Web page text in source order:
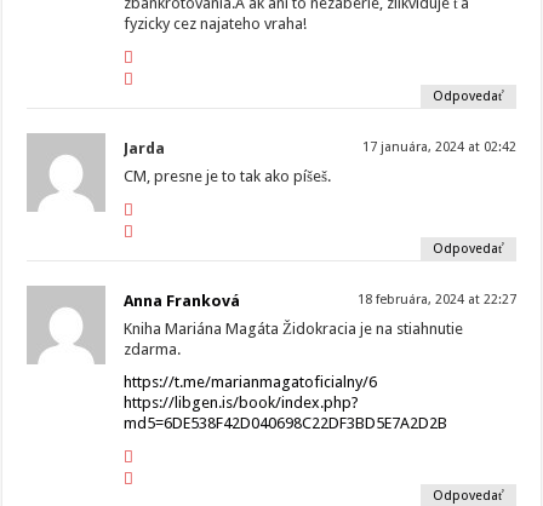
fyzicky cez najateho vraha!
Odpovedať
Jarda 17 januára, 2024 at 02:42
CM, presne je to tak ako píšeš.
Odpovedať
Anna Franková 18 februára, 2024 at 22:27
Kniha Mariána Magáta Židokracia je na stiahnutie
zdarma.
https://t.me/marianmagatoficialny/6
https://libgen.is/book/index.php?
md5=6DE538F42D040698C22DF3BD5E7A2D2B
Odpovedať